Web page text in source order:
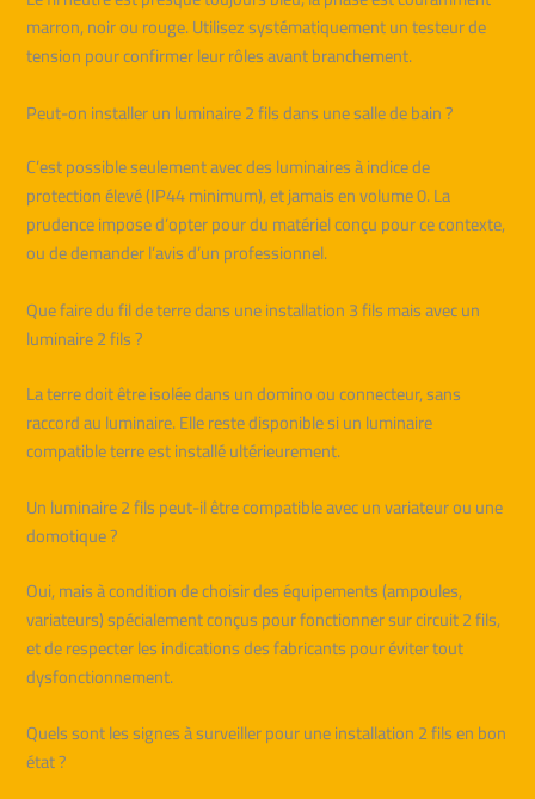
marron, noir ou rouge. Utilisez systématiquement un testeur de
tension pour confirmer leur rôles avant branchement.
Peut-on installer un luminaire 2 fils dans une salle de bain ?
C’est possible seulement avec des luminaires à indice de
protection élevé (IP44 minimum), et jamais en volume 0. La
prudence impose d’opter pour du matériel conçu pour ce contexte,
ou de demander l’avis d’un professionnel.
Que faire du fil de terre dans une installation 3 fils mais avec un
luminaire 2 fils ?
La terre doit être isolée dans un domino ou connecteur, sans
raccord au luminaire. Elle reste disponible si un luminaire
compatible terre est installé ultérieurement.
Un luminaire 2 fils peut-il être compatible avec un variateur ou une
domotique ?
Oui, mais à condition de choisir des équipements (ampoules,
variateurs) spécialement conçus pour fonctionner sur circuit 2 fils,
et de respecter les indications des fabricants pour éviter tout
dysfonctionnement.
Quels sont les signes à surveiller pour une installation 2 fils en bon
état ?